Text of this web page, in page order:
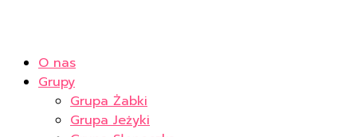
O nas
Grupy
Grupa Żabki
Grupa Jeżyki